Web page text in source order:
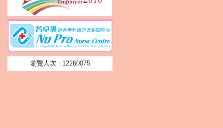
瀏覽人次 : 12260075